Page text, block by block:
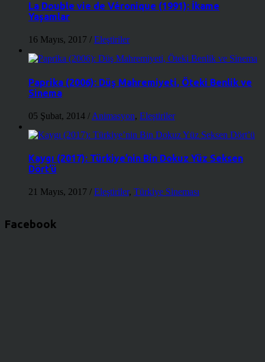
La Double vie de Véronique (1991): İkame
Yaşamlar
16 Mayıs, 2017 / Eleştiriler
Paprika (2006): Düş Mahremiyeti, Öteki Benlik ve
Sinema
05 Şubat, 2014 / Animasyon, Eleştiriler
Kaygı (2017): Türkiye’nin Bin Dokuz Yüz Seksen
Dört’ü
21 Mayıs, 2017 / Eleştiriler, Türkiye Sineması
Facebook